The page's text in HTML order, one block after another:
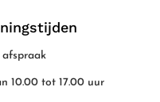
10.00 tot 17.00 uur